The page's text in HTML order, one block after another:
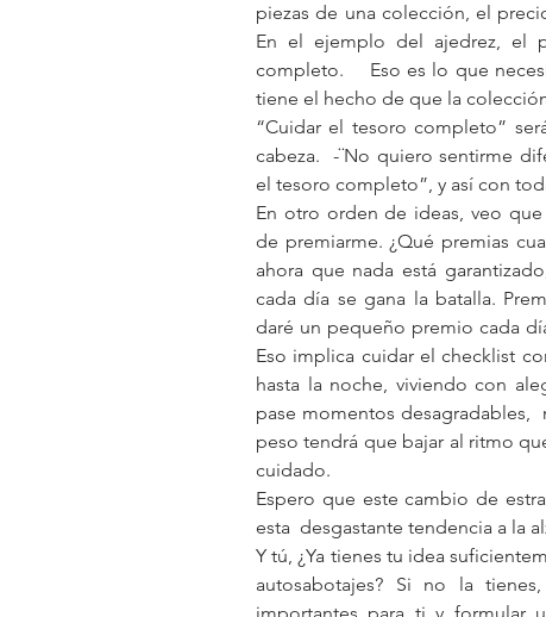
piezas de una colección, el
En el ejemplo del ajedrez, el
completo.    Eso es lo que
tiene el hecho de que la
“Cuidar el tesoro completo”
cabeza.  -¨No quiero sentirme
el tesoro completo”, y así con
En otro orden de ideas, veo
de premiarme. ¿Qué premias
ahora que nada está
cada día se gana la batalla.
daré un pequeño premio cada
Eso implica cuidar el checklist
hasta la noche, viviendo con
pase momentos desagradables,
peso tendrá que bajar al ritmo
cuidado.
Espero que este cambio de
esta  desgastante tendencia a la
Y tú, ¿Ya tienes tu idea
autosabotajes? Si no la